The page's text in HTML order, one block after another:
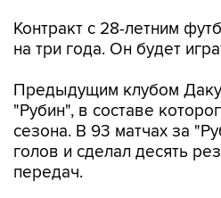
Контракт с 28-летним
на три года. Он будет
Предыдущим клубом
"Рубин", в составе
сезона. В 93 матчах за
голов и сделал десять
передач.